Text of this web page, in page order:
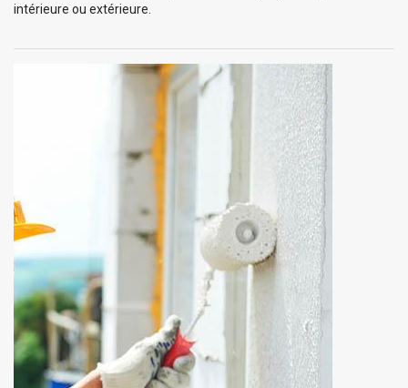
intérieure ou extérieure.